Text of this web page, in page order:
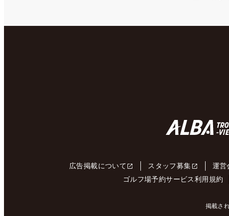
広告掲載について スタッフ募集 運営
ゴルフ場予約サービス利用規約
掲載さ